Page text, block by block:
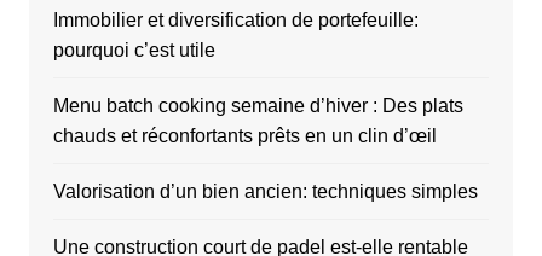
Immobilier et diversification de portefeuille:
pourquoi c’est utile
Menu batch cooking semaine d’hiver : Des plats
chauds et réconfortants prêts en un clin d’œil
Valorisation d’un bien ancien: techniques simples
Une construction court de padel est-elle rentable